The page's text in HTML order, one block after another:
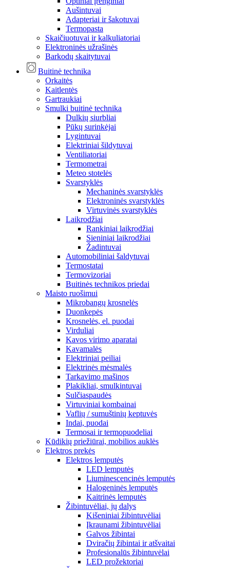
Aušintuvai
Adapteriai ir šakotuvai
Termopasta
Skaičiuotuvai ir kalkuliatoriai
Elektroninės užrašinės
Barkodų skaitytuvai
Buitinė technika
Orkaitės
Kaitlentės
Gartraukiai
Smulki buitinė technika
Dulkių siurbliai
Pūkų surinkėjai
Lygintuvai
Elektriniai šildytuvai
Ventiliatoriai
Termometrai
Meteo stotelės
Svarstyklės
Mechaninės svarstyklės
Elektroninės svarstyklės
Virtuvinės svarstyklės
Laikrodžiai
Rankiniai laikrodžiai
Sieniniai laikrodžiai
Žadintuvai
Automobiliniai šaldytuvai
Termostatai
Termovizoriai
Buitinės technikos priedai
Maisto ruošimui
Mikrobangų krosnelės
Duonkepės
Krosnelės, el. puodai
Virduliai
Kavos virimo aparatai
Kavamalės
Elektriniai peiliai
Elektrinės mėsmalės
Tarkavimo mašinos
Plakikliai, smulkintuvai
Sulčiaspaudės
Virtuviniai kombainai
Vaflių / sumuštinių keptuvės
Indai, puodai
Termosai ir termopuodeliai
Kūdikių priežiūrai, mobilios auklės
Elektros prekės
Elektros lemputės
LED lemputės
Liuminescencinės lemputės
Halogeninės lemputės
Kaitrinės lemputės
Žibintuvėliai, jų dalys
Kišeniniai žibintuvėliai
Įkraunami žibintuvėliai
Galvos žibintai
Dviračių žibintai ir atšvaitai
Profesionalūs žibintuvėlai
LED prožektoriai